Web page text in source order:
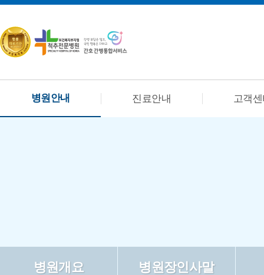
병원안내 진료안내 고객
병원개요 병원장인사말